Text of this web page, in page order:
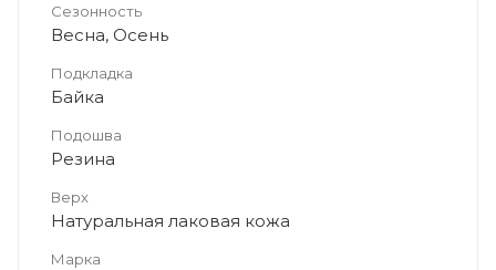
Сезонность
Весна, Осень
Подкладка
Байка
Подошва
Резина
Верх
Натуральная лаковая кожа
Марка